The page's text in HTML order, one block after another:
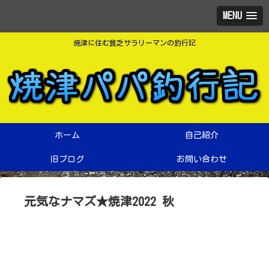
MENU
焼津に住む貧乏サラリーマンの釣行記
ホーム 自己紹介
旧ブログ お問い合わせ
元気なナマズ★焼津2022 秋